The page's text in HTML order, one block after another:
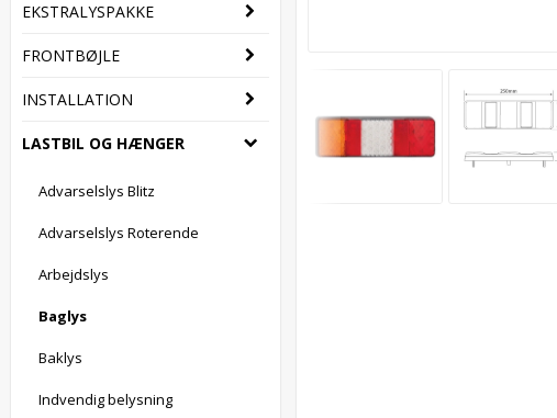
EKSTRALYSPAKKE
FRONTBØJLE
INSTALLATION
LASTBIL OG HÆNGER
Advarselslys Blitz
Advarselslys Roterende
Arbejdslys
Baglys
Baklys
Indvendig belysning